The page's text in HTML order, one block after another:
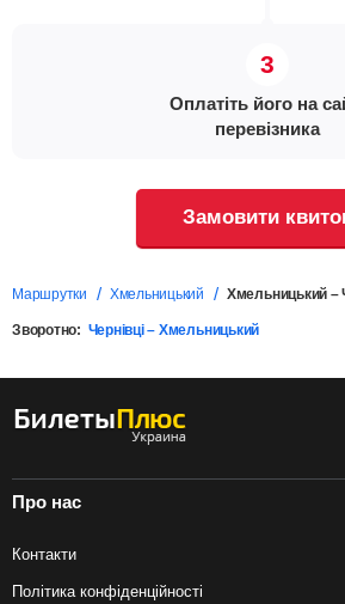
Оплатіть його на
перевізника
Замовити
Маршрутки Хмельницький Хмельницький –
Зворотно: Чернівці – Хмельницький
Про нас
Контакти
Політика конфіденційності